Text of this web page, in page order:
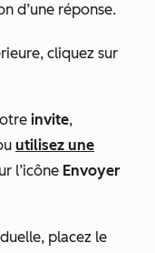
d’une réponse.
cliquez sur
invite,
utilisez une
l’icône Envoyer
placez le